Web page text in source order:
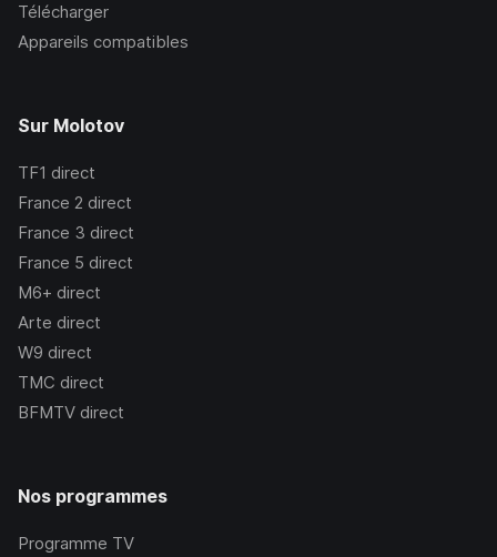
Télécharger
Appareils compatibles
Sur Molotov
TF1 direct
France 2 direct
France 3 direct
France 5 direct
M6+ direct
Arte direct
W9 direct
TMC direct
BFMTV direct
Nos programmes
Programme TV